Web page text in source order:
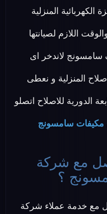
الكهربائية المنزلية
اللازم لصيانتها
لاندخر اى
المنزلية و نعطى
الدورية للاصلاح اتصلو
مكيفات سامسونج
مع شركة
؟
مع خدمة عملاء شركة